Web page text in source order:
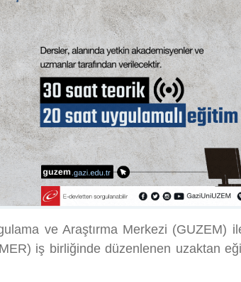
ve Araştırma Merkezi (GUZEM)
iş birliğinde düzenlenen uzaktan